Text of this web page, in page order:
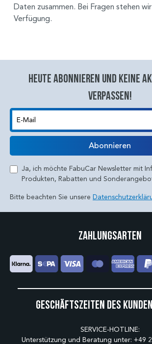
Daten zusammen. Bei Fragen stehen
Verfügung.
Heute abonnieren und keine
verpassen!
E-Mail
Abonnieren
Ja, ich möchte FabuCar Newsletter mit
Produkten, Rabatten und
Bitte beachten Sie unsere
Geschäftszeiten des
SERVICE-HOTLINE:
Unterstützung und Beratung unter: +49
Zahlungsarten